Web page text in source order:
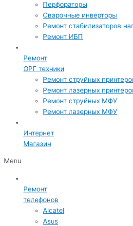
Перфораторы
Сварочные инверторы
Ремонт стабилизаторов
Ремонт ИБП
Ремонт
ОРГ техники
Ремонт струйных
Ремонт лазерных
Ремонт струйных МФУ
Ремонт лазерных МФУ
Интернет
Магазин
Menu
Ремонт
телефонов
Alcatel
Asus